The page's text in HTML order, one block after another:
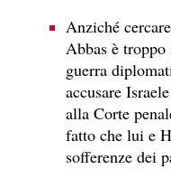
Anziché
Abbas è troppo
guerra
accusare
alla Corte
fatto che lui e
sofferenze dei